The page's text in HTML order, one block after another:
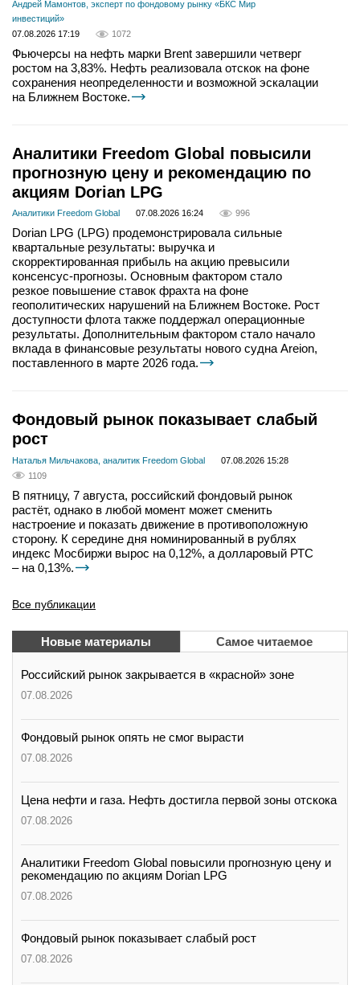
Андрей Мамонтов, эксперт по фондовому рынку «БКС Мир
инвестиций»
07.08.2026 17:19
1072
Фьючерсы на нефть марки Brent завершили четверг
ростом на 3,83%. Нефть реализовала отскок на фоне
сохранения неопределенности и возможной эскалации
на Ближнем Востоке.
Аналитики Freedom Global повысили
прогнозную цену и рекомендацию по
акциям Dorian LPG
Аналитики Freedom Global 07.08.2026 16:24 996
Dorian LPG (LPG) продемонстрировала сильные
квартальные результаты: выручка и
скорректированная прибыль на акцию превысили
консенсус-прогнозы. Основным фактором стало
резкое повышение ставок фрахта на фоне
геополитических нарушений на Ближнем Востоке. Рост
доступности флота также поддержал операционные
результаты. Дополнительным фактором стало начало
вклада в финансовые результаты нового судна Areion,
поставленного в марте 2026 года.
Фондовый рынок показывает слабый
рост
Наталья Мильчакова, аналитик Freedom Global
07.08.2026 15:28
1109
В пятницу, 7 августа, российский фондовый рынок
растёт, однако в любой момент может сменить
настроение и показать движение в противоположную
сторону. К середине дня номинированный в рублях
индекс Мосбиржи вырос на 0,12%, а долларовый РТС
– на 0,13%.
Все публикации
Новые материалы Самое читаемое
Российский рынок закрывается в «красной» зоне
07.08.2026
Фондовый рынок опять не смог вырасти
07.08.2026
Цена нефти и газа. Нефть достигла первой зоны отскока
07.08.2026
Аналитики Freedom Global повысили прогнозную цену и
рекомендацию по акциям Dorian LPG
07.08.2026
Фондовый рынок показывает слабый рост
07.08.2026